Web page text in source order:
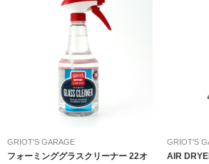
GRIOT'S GARAGE
フォーミンググラスクリーナー 22オ
GRIOT'S
AIR